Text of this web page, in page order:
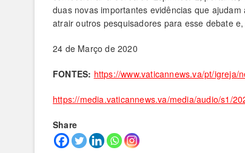
duas novas importantes evidências que
atrair outros pesquisadores para esse debate
24 de Março de 2020
FONTES: https://www.vaticannews.va/pt/
https://media.vaticannews.va/media/audio/s1/
Share